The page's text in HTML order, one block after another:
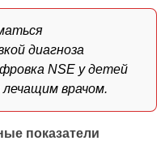
диагноза
NSE у детей
врачом.
показатели